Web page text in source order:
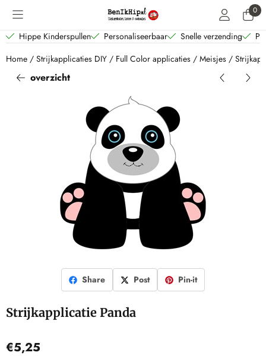
Cookievoorkeuren zijn beschikbaar. Kies instellingen of sta alle 0
Hippe Kinderspullen Personaliseerbaar Snelle verzending
Home / Strijkapplicaties DIY / Full Color applicaties / Meisjes /
overzicht
Share Post Pin-it
Strijkapplicatie Panda
€5,25